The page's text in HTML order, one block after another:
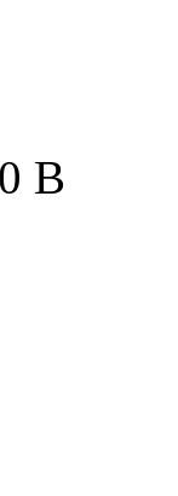
B